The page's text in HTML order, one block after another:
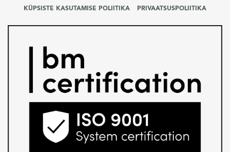
KÜPSISTE KASUTAMISE POLIITIKA PRIVAATSUSPOLIITIKA